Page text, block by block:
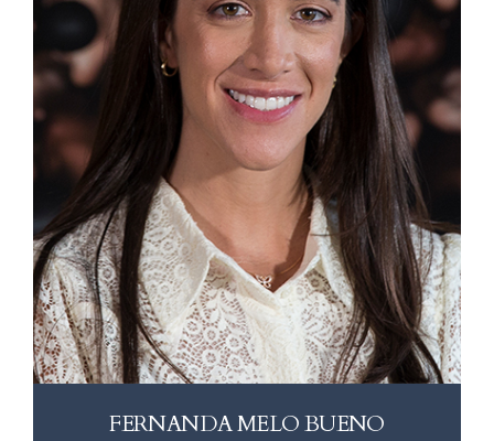
FERNANDA MELO BUENO